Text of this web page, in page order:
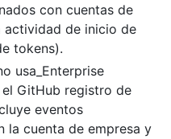
con cuentas de
actividad de inicio de
tokens).
usa_Enterprise
el GitHub registro de
eventos
la cuenta de empresa y